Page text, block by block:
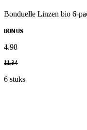
Bonduelle Linzen bio 6-
BONUS
4.98
11.34
6 stuks